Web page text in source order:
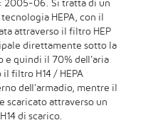
2005-06. Si tratta di un
HEPA, con il
attraverso il filtro HEP
direttamente sotto la
e quindi il 70% dell'aria
filtro H14 / HEPA
dell'armadio, mentre il
scaricato attraverso un
di scarico.